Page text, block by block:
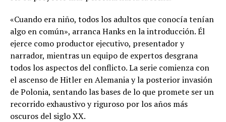
«Cuando era niño, todos los adultos que conocía tenían
algo en común», arranca Hanks en la introducción. Él
ejerce como productor ejecutivo, presentador y
narrador, mientras un equipo de expertos desgrana
todos los aspectos del conflicto. La serie comienza con
el ascenso de Hitler en Alemania y la posterior invasión
de Polonia, sentando las bases de lo que promete ser un
recorrido exhaustivo y riguroso por los años más
oscuros del siglo XX.